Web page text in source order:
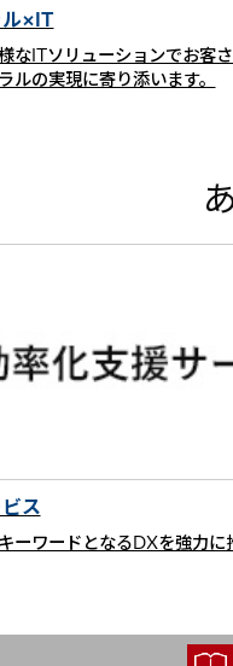
ル×IT
なITソリューションでお客
ルの実現に寄り添います。
ス
ーワードとなるDXを強力に